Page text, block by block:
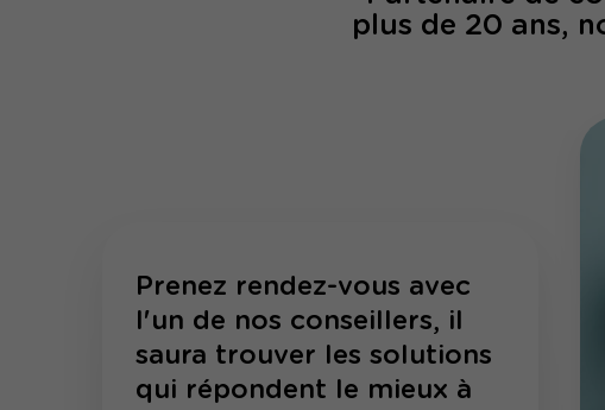
plus de 20 ans,
Prenez rendez-vous avec
l'un de nos conseillers, il
saura trouver les solutions
qui répondent le mieux à